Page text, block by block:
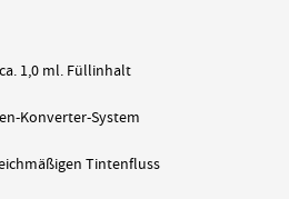
1,0 ml. Füllinhalt
Konverter-System
Tintenfluss